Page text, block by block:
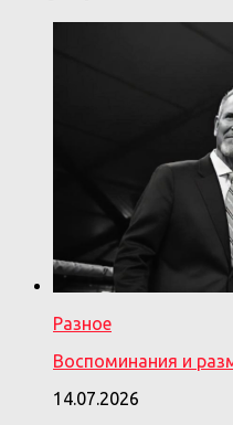
Разное
Воспоминания и
14.07.2026